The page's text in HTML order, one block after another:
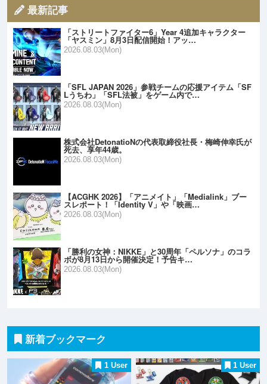
最新記事
「ストリートファイター6」Year 4追加キャラクター
「ヤスミン」8月3日配信開始！アッ…
2026.08.03(Mon)
「SFL JAPAN 2026」参戦チームの応援アイテム「SF
Lうちわ」「SFL法被」をゲーム内で…
2026.08.03(Mon)
株式会社DetonatioNの代表取締役社長・梅崎伸幸氏が
死去、享年44歳。
2026.08.03(Mon)
【ACGHK 2026】「アニメイト」「Medialink」ブー
スレポート！「Identity V」や「映画…
2026.08.03(Mon)
「勝利の女神：NIKKE」と30周年「ペルソナ」のコラ
ボが8月13日から開催決定！予告キ…
2026.08.03(Mon)
新着ブックマーク
1 User 1 User